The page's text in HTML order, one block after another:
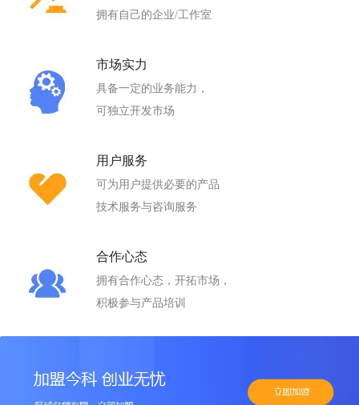
拥有自己的企业/工作室
市场实力
具备一定的业务能力，
可独立开发市场
用户服务
可为用户提供必要的产品
技术服务与咨询服务
合作心态
拥有合作心态，开拓市场，
积极参与产品培训